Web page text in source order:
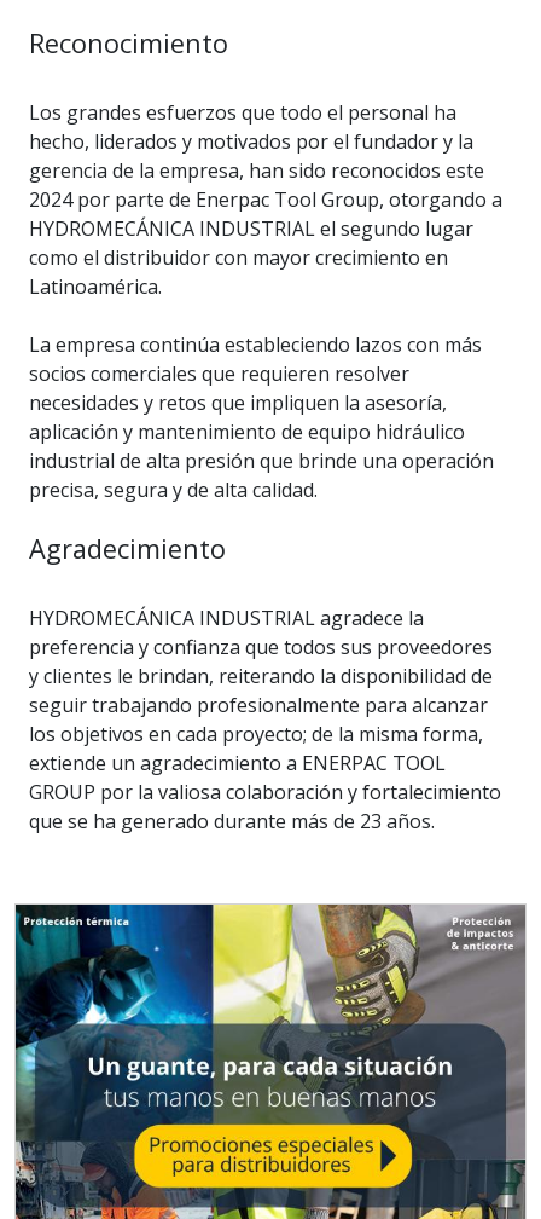
Reconocimiento
Los grandes esfuerzos que todo el personal ha
hecho, liderados y motivados por el fundador y la
gerencia de la empresa, han sido reconocidos este
2024 por parte de Enerpac Tool Group, otorgando a
HYDROMECÁNICA INDUSTRIAL el segundo lugar
como el distribuidor con mayor crecimiento en
Latinoamérica.
La empresa continúa estableciendo lazos con más
socios comerciales que requieren resolver
necesidades y retos que impliquen la asesoría,
aplicación y mantenimiento de equipo hidráulico
industrial de alta presión que brinde una operación
precisa, segura y de alta calidad.
Agradecimiento
HYDROMECÁNICA INDUSTRIAL agradece la
preferencia y confianza que todos sus proveedores
y clientes le brindan, reiterando la disponibilidad de
seguir trabajando profesionalmente para alcanzar
los objetivos en cada proyecto; de la misma forma,
extiende un agradecimiento a ENERPAC TOOL
GROUP por la valiosa colaboración y fortalecimiento
que se ha generado durante más de 23 años.